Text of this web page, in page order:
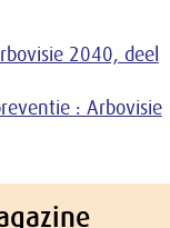
2040, deel
: Arbovisie